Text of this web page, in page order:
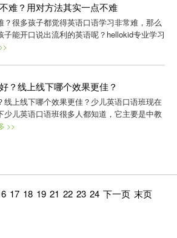
难？用对方法其实一点不难
？很多孩子都觉得英语口语学习非常难，那么
子能开口说出流利的英语呢？hellokid专业学习
？线上线下哪个效果更佳？
线上线下哪个效果更佳？少儿英语口语班现在
少儿英语口语班很多人都知道，它主要是中教
>>
17 18 19 21 22 23 24 下一页 末页